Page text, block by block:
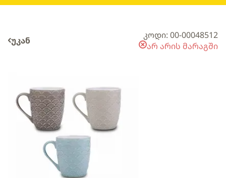
უკან
კოდი: 00-00048512
არ არის მარაგში